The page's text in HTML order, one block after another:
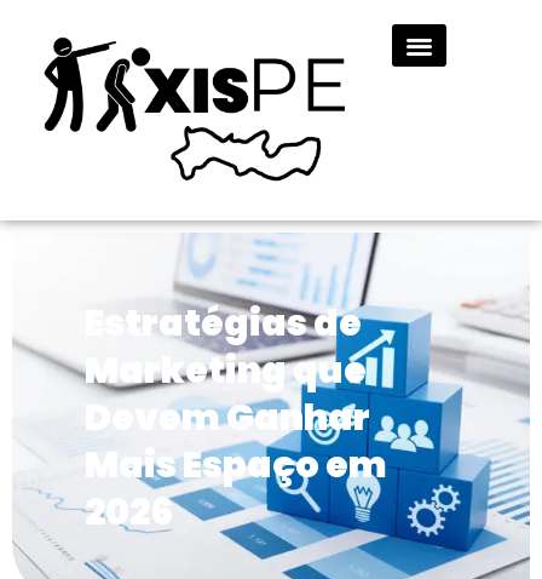
Estratégias de
Marketing que
Devem Ganhar
Mais Espaço em
2026